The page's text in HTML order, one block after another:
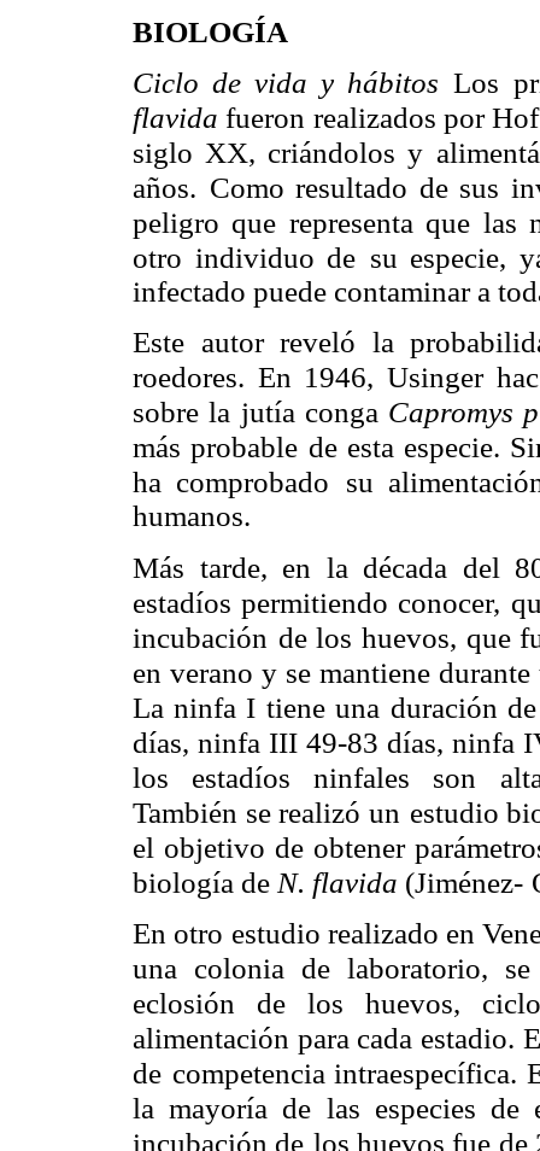
BIOLOGÍA
Ciclo de vida y hábitos Los
flavidafueron realizados por
siglo XX, criándolos y
años. Como resultado de sus
peligro que representa que las
otro individuo de su especie,
infectado puede contaminar a
Este autor reveló la
roedores. En 1946, Usinger
sobre la jutía conga Capromys
más probable de esta especie.
ha comprobado su
humanos.
Más tarde, en la década del
estadíos permitiendo conocer,
incubación de los huevos, que
en verano y se mantiene
La ninfa I tiene una duración
días, ninfa III 49-83 días, ninfa
los estadíos ninfales son
También se realizó un estudio
el objetivo de obtener
biología de N. flavida (Jiménez-
En otro estudio realizado en
una colonia de laboratorio,
eclosión de los huevos,
alimentación para cada estadio.
de competencia intraespecífica.
la mayoría de las especies de
incubación de los huevos fue de